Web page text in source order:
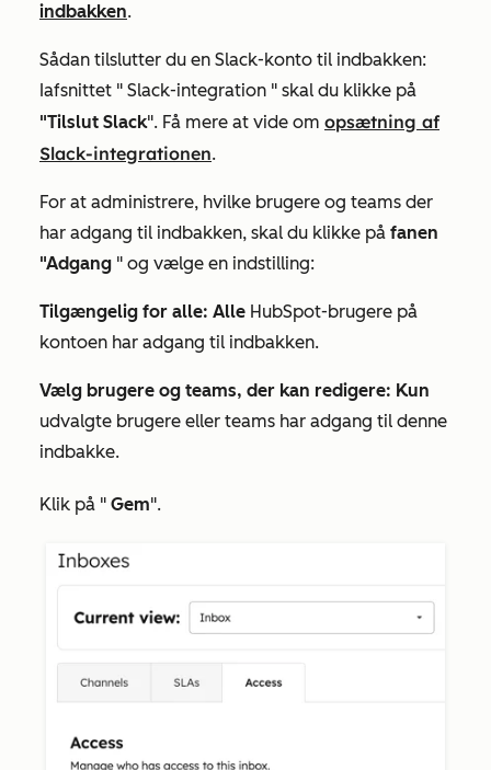
indbakken.
Sådan tilslutter du en Slack-konto til indbakken:
Iafsnittet " Slack-integration " skal du klikke på
"Tilslut Slack". Få mere at vide om opsætning af
Slack-integrationen.
For at administrere, hvilke brugere og teams der
har adgang til indbakken, skal du klikke på fanen
"Adgang " og vælge en indstilling:
Tilgængelig for alle: Alle HubSpot-brugere på
kontoen har adgang til indbakken.
Vælg brugere og teams, der kan redigere: Kun
udvalgte brugere eller teams har adgang til denne
indbakke.
Klik på " Gem".